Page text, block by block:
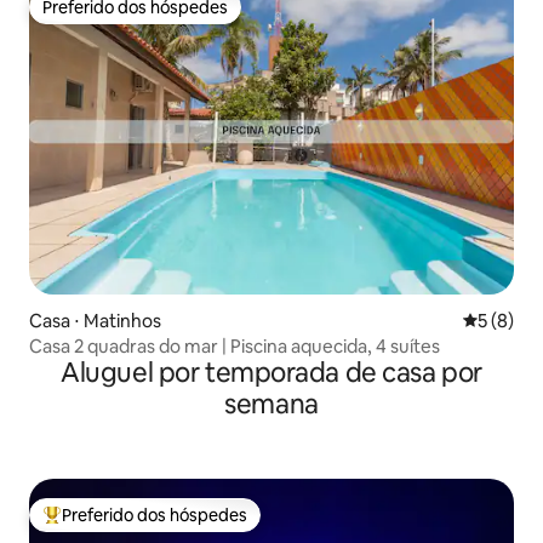
Preferido dos hóspedes
Preferido dos hóspedes
Casa ⋅ Matinhos 5 de
5 (8)
Casa 2 quadras do mar | Piscina aquecida, 4 suítes
Aluguel por temporada de casa por
semana
Entre os melhores preferidos dos hóspedes
Preferido dos hóspedes